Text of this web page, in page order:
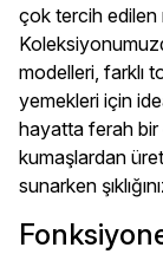
çok tercih edilen
modelleri, farklı
yemekleri için
hayatta ferah bir
kumaşlardan
sunarken